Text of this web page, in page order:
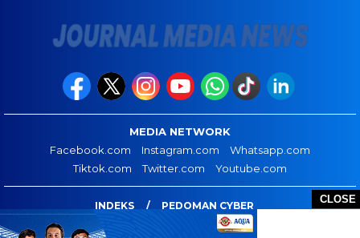
CLOSE
MEDIA NETWORK
Facebook.com
Instagram.com
Whatsapp.com
Tiktok.com
Twitter.com Youtube.com
INDEKS PEDOMAN CYBER